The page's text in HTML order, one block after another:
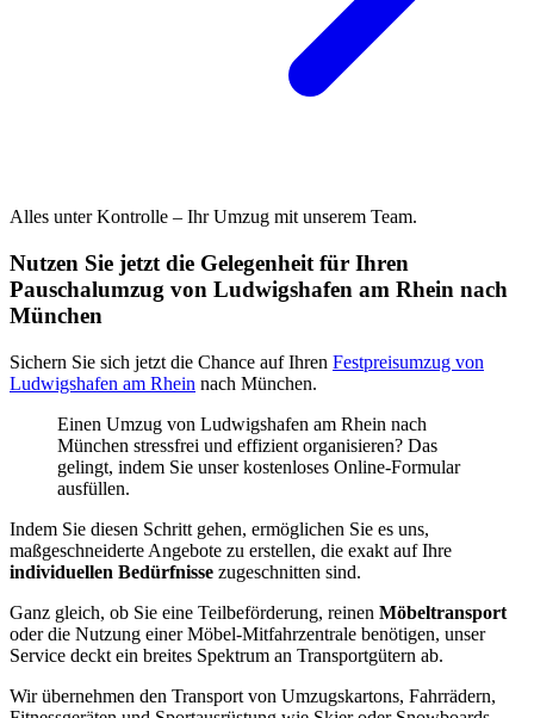
Alles unter Kontrolle – Ihr Umzug mit unserem Team.
Nutzen Sie jetzt die Gelegenheit für Ihren
Pauschalumzug von Ludwigshafen am Rhein nach
München
Sichern Sie sich jetzt die Chance auf Ihren Festpreisumzug von
Ludwigshafen am Rhein nach München.
Einen Umzug von Ludwigshafen am Rhein nach
München stressfrei und effizient organisieren? Das
gelingt, indem Sie unser kostenloses Online-Formular
ausfüllen.
Indem Sie diesen Schritt gehen, ermöglichen Sie es uns,
maßgeschneiderte Angebote zu erstellen, die exakt auf Ihre
individuellen Bedürfnisse zugeschnitten sind.
Ganz gleich, ob Sie eine Teilbeförderung, reinen Möbeltransport
oder die Nutzung einer Möbel-Mitfahrzentrale benötigen, unser
Service deckt ein breites Spektrum an Transportgütern ab.
Wir übernehmen den Transport von Umzugskartons, Fahrrädern,